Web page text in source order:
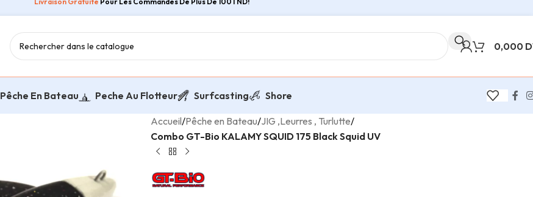
0,000
Pêche En Bateau Peche Au Flotteur Surfcasting Shore
Accueil/Pêche en Bateau/JIG ,Leurres , Turlutte/
Combo GT-Bio KALAMY SQUID 175 Black Squid UV